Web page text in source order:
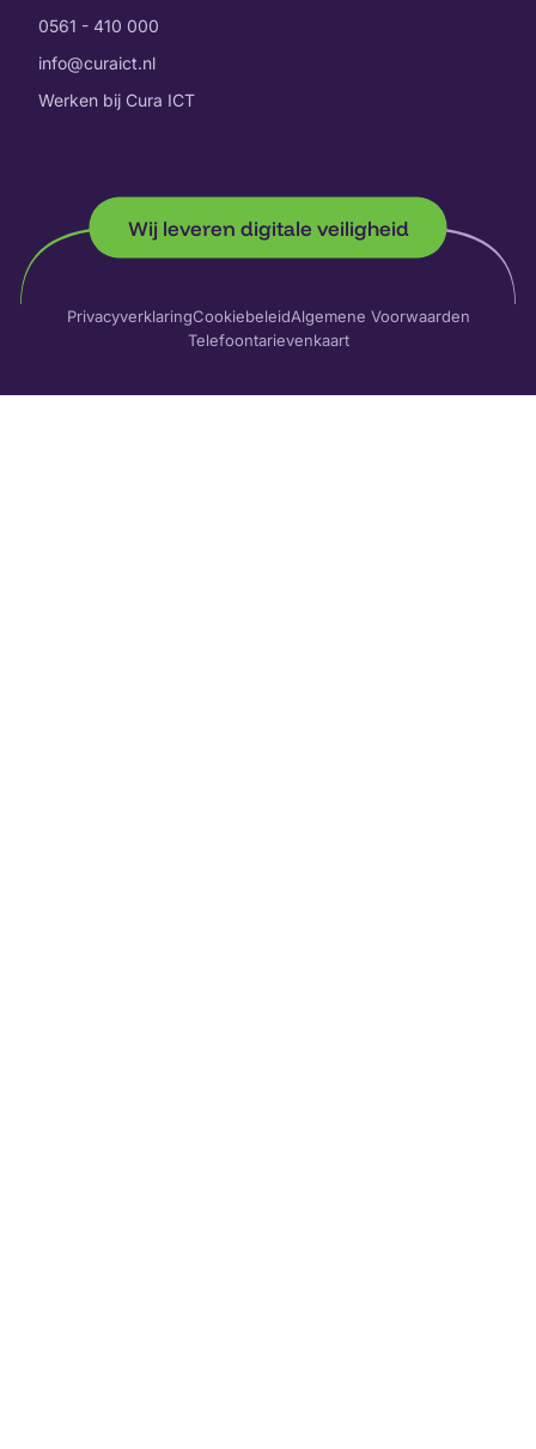
0561 - 410 000
info@curaict.nl
Werken bij Cura ICT
Wij leveren digitale veiligheid
PrivacyverklaringCookiebeleidAlgemene Voorwaarden
Telefoontarievenkaart